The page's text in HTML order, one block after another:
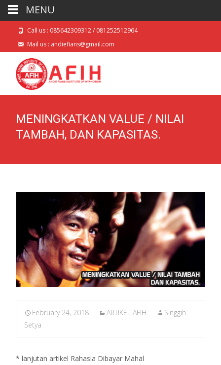
Call us : 085642309312 / 081252512964
Mail us : andiefians@gmail.com
MENINGKATKAN VALUE / NILAI
TAMBAH, DAN KAPASITAS.
February 24, 2018 ARTIKEL AFIH
Singgih
Setya
* lanjutan artikel Rahasia Dibayar Mahal
MENU